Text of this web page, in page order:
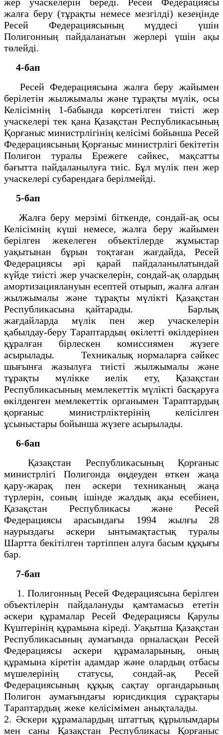
жалға беру (тұрақты немесе мезгілді) кезеңінде
Ресей Федерациясының мүддесі үшін
Полигонның пайдаланатын жерлері үшін ақы
төлейді.
4-бап
Ресей Федерациясына жалға беру жайымен
берілетін жылжымалы және тұрақты мүлік, осы
Келісімнің 1-бабында көрсетілген тиісті жер
учаскелері тек қана Қазақстан Республикасының
Қорғаныс министрлігінің келісімі бойынша Ресей
Федерациясының Қорғаныс министрлігі бекітетін
Полигон туралы Ережеге сәйкес, мақсатты
бағытта пайдаланылуға тиіс. Бұл мүлік пен жер
учаскелері субарендаға берілмейді.
5-бап
Жалға беру мерзімі біткенде, сондай-ақ осы
Келісімнің күші немесе, жалға беру жайымен
берілген жекелеген объектілерде жұмыстар
уақытынан бұрын тоқтаған жағдайда, Ресей
Федерациясы әрі қарай пайдаланылатындай
күйде тиісті жер учаскелерін, сондай-ақ олардың
амортизациялануын есептей отырып, жалға алған
жылжымалы және тұрақты мүлікті Қазақстан
Республикасына қайтарады. Барлық
жағдайларда мүлік пен жер учаскелерін
қабылдау-беру Тараптардың өкілетті өкілдерінен
құралған бірлескен комиссиямен жүзеге
асырылады. Техникалық нормаларға сәйкес
шығынға жазылуға тиісті жылжымалы және
тұрақты мүлікке иелік ету, Қазақстан
Республикасының мемлекеттік мүлікті басқаруға
өкілденген мемлекеттік органымен Тараптардың
қорғаныс министрліктерінің келісілген
ұсыныстары бойынша жүзеге асырылады.
6-бап
Қазақстан Республикасының Қорғаныс
министрлігі Полигонда өңдеуден өткен жаңа
қару-жарақ пен әскери техниканың жаңа
түрлерін, соның ішінде жалдық ақы есебінен,
Қазақстан Республикасы және Ресей
Федерациясы арасындағы 1994 жылғы 28
наурыздағы әскери ынтымақтастық туралы
Шартта бекітілген тәртіппен алуға басым құқығы
бар.
7-бап
1. Полигонның Ресей Федерациясына берілген
объектілерін пайдалануды қамтамасыз ететін
әскери құрамалар Ресей Федерациясы Қарулы
Күштерінің құрамына кіреді. Уақытша Қазақстан
Республикасының аумағында орналасқан Ресей
Федерациясы әскери құрамаларының, оның
құрамына кіретін адамдар және олардың отбасы
мүшелерінің статусы, сондай-ақ Ресей
Федерациясының құқық сақтау органдарының
Полигон аумағындағы юрисдикция сұрақтары
Тараптардың жеке келісімімен анықталады.
2. Әскери құрамалардың штаттық құрылымдары
мен саны Қазақстан Республикасы Қорғаныс